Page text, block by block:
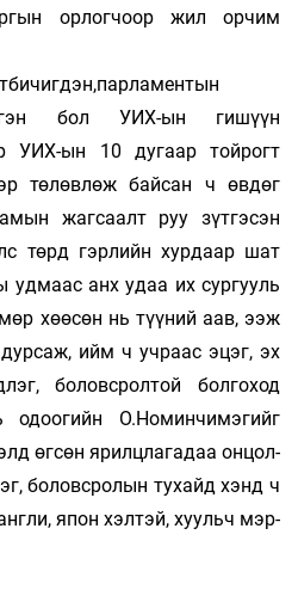
орлогчоор жил орчим
бол УИХ-ын гишүүн
УИХ-ын 10 дугаар тойрогт
төлөв­лөж байсан ч өвдөг
жагсаалт руу зүтгэсэн
төрд гэр­лийн хурдаар шат
анх удаа их сургууль
хөөсөн нь түүний аав, ээж
ийм ч учраас эцэг, эх
боловсролтой болгоход
одоогийн О.Но­мин­чимэгийг
өгсөн ярилцлагадаа он­цол­
боловсролын ту­хайд хэнд ч
япон хэлтэй, хуульч мэр­